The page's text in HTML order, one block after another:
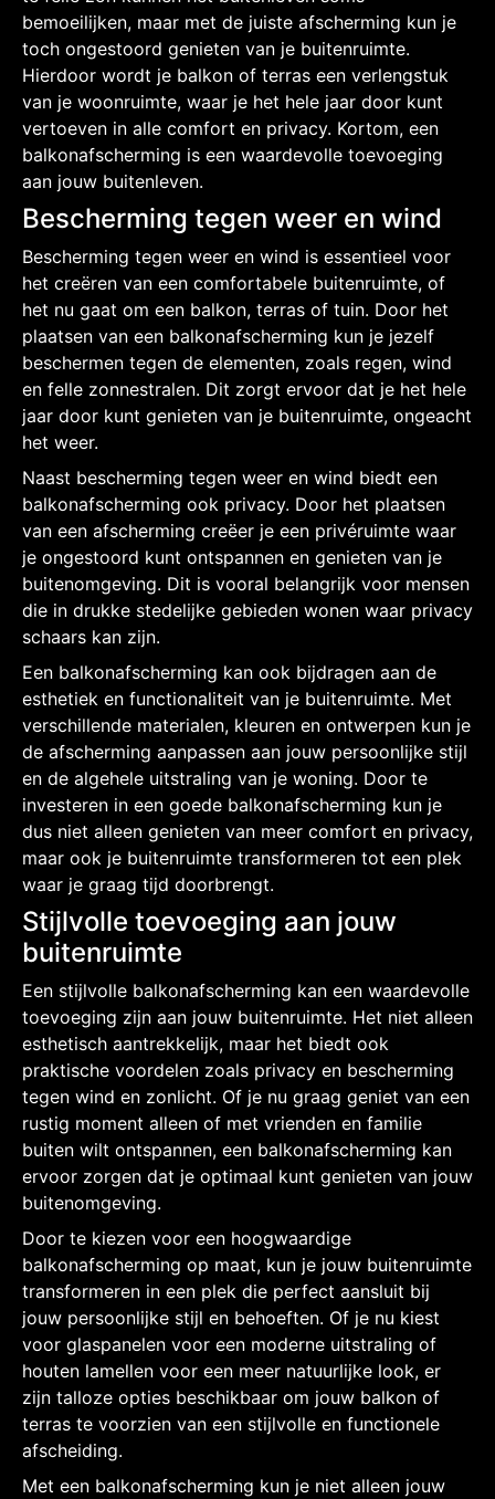
bemoeilijken, maar met de juiste afscherming kun je
toch ongestoord genieten van je buitenruimte.
Hierdoor wordt je balkon of terras een verlengstuk
van je woonruimte, waar je het hele jaar door kunt
vertoeven in alle comfort en privacy. Kortom, een
balkonafscherming is een waardevolle toevoeging
aan jouw buitenleven.
Bescherming tegen weer en wind
Bescherming tegen weer en wind is essentieel voor
het creëren van een comfortabele buitenruimte, of
het nu gaat om een balkon, terras of tuin. Door het
plaatsen van een balkonafscherming kun je jezelf
beschermen tegen de elementen, zoals regen, wind
en felle zonnestralen. Dit zorgt ervoor dat je het hele
jaar door kunt genieten van je buitenruimte, ongeacht
het weer.
Naast bescherming tegen weer en wind biedt een
balkonafscherming ook privacy. Door het plaatsen
van een afscherming creëer je een privéruimte waar
je ongestoord kunt ontspannen en genieten van je
buitenomgeving. Dit is vooral belangrijk voor mensen
die in drukke stedelijke gebieden wonen waar privacy
schaars kan zijn.
Een balkonafscherming kan ook bijdragen aan de
esthetiek en functionaliteit van je buitenruimte. Met
verschillende materialen, kleuren en ontwerpen kun je
de afscherming aanpassen aan jouw persoonlijke stijl
en de algehele uitstraling van je woning. Door te
investeren in een goede balkonafscherming kun je
dus niet alleen genieten van meer comfort en privacy,
maar ook je buitenruimte transformeren tot een plek
waar je graag tijd doorbrengt.
Stijlvolle toevoeging aan jouw
buitenruimte
Een stijlvolle balkonafscherming kan een waardevolle
toevoeging zijn aan jouw buitenruimte. Het niet alleen
esthetisch aantrekkelijk, maar het biedt ook
praktische voordelen zoals privacy en bescherming
tegen wind en zonlicht. Of je nu graag geniet van een
rustig moment alleen of met vrienden en familie
buiten wilt ontspannen, een balkonafscherming kan
ervoor zorgen dat je optimaal kunt genieten van jouw
buitenomgeving.
Door te kiezen voor een hoogwaardige
balkonafscherming op maat, kun je jouw buitenruimte
transformeren in een plek die perfect aansluit bij
jouw persoonlijke stijl en behoeften. Of je nu kiest
voor glaspanelen voor een moderne uitstraling of
houten lamellen voor een meer natuurlijke look, er
zijn talloze opties beschikbaar om jouw balkon of
terras te voorzien van een stijlvolle en functionele
afscheiding.
Met een balkonafscherming kun je niet alleen jouw